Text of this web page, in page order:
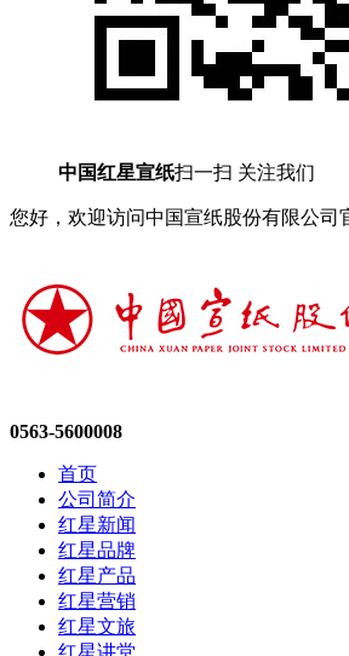
中国红星宣纸扫一扫 关注我们
您好，欢迎访问中国宣纸股份有限公司
0563-5600008
首页
公司简介
红星新闻
红星品牌
红星产品
红星营销
红星文旅
红星讲堂